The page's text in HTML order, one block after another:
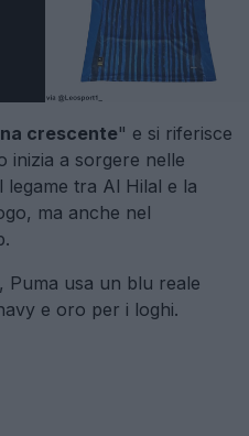
crescente" e si riferisce
inizia a sorgere nelle
legame tra Al Hilal e la
ma anche nel
Puma usa un blu reale
e oro per i loghi.